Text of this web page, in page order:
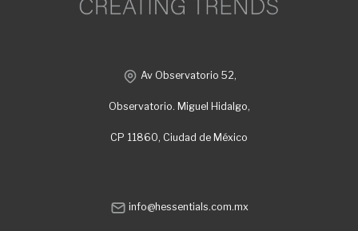
Av Observatorio 52,
Observatorio. Miguel Hidalgo,
CP 11860, Ciudad de México
info@hessentials.com.mx